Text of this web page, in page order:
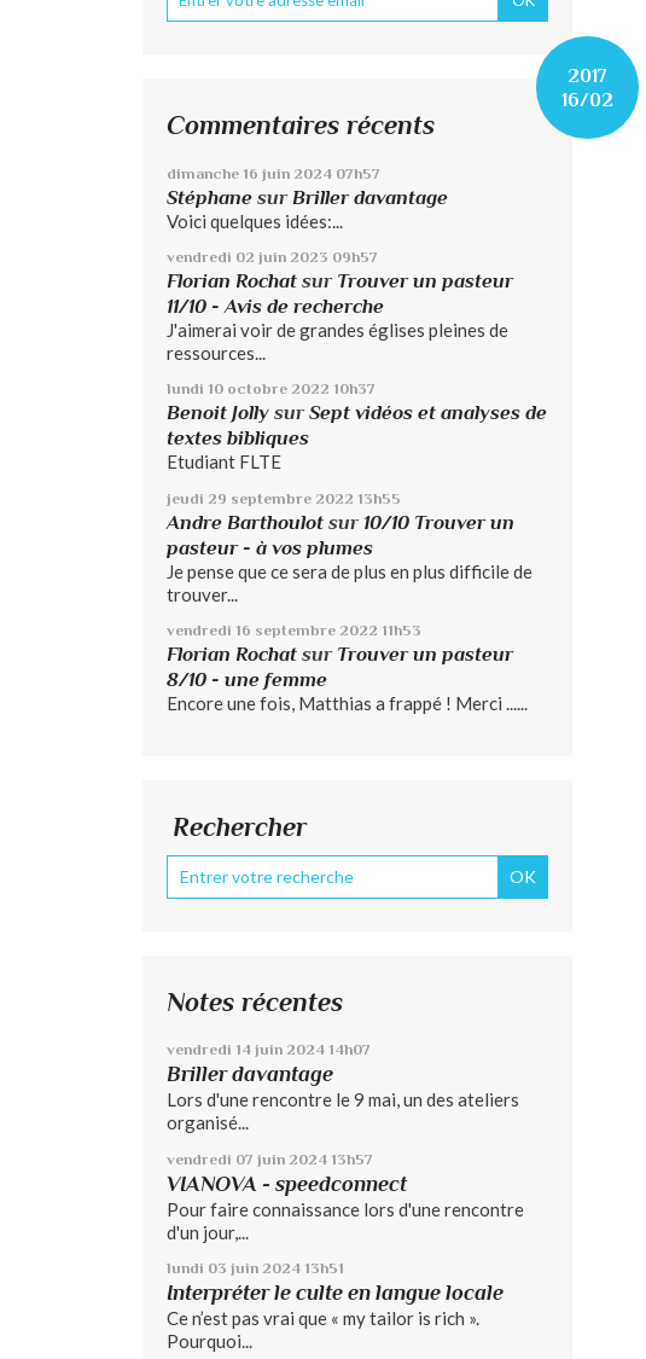
Commentaires récents
dimanche 16 juin 2024 07h57
Stéphane sur Briller davantage
Voici quelques idées:...
vendredi 02 juin 2023 09h57
Florian Rochat sur Trouver un pasteur
11/10 - Avis de recherche
J'aimerai voir de grandes églises pleines de
ressources...
lundi 10 octobre 2022 10h37
Benoit Jolly surSept vidéos et analyses de
textes bibliques
Etudiant FLTE
jeudi 29 septembre 2022 13h55
Andre Barthoulot sur 10/10 Trouver un
pasteur - à vos plumes
Je pense que ce sera de plus en plus difficile de
trouver...
vendredi 16 septembre 2022 11h53
Florian Rochat sur Trouver un pasteur
8/10 - une femme
Encore une fois, Matthias a frappé ! Merci ......
Rechercher
Notes récentes
vendredi 14 juin 2024 14h07
Briller davantage
Lors d'une rencontre le 9 mai, un des ateliers
organisé...
vendredi 07 juin 2024 13h57
VIANOVA - speedconnect
Pour faire connaissance lors d'une rencontre
d'un jour,...
lundi 03 juin 2024 13h51
Interpréter le culte en langue locale
Ce n’est pas vrai que « my tailor is rich ».
Pourquoi...
2017
16/02